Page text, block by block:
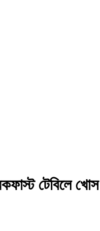
টেবিলে খোস